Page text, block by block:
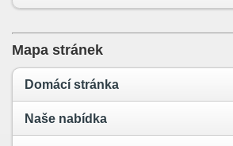
Mapa stránek
Domácí stránka
Naše nabídka